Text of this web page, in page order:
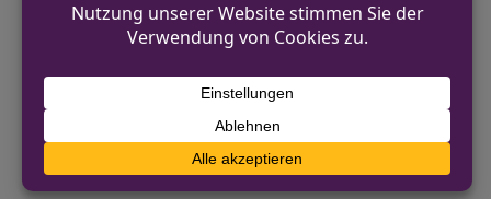
Vorzeitiges Feuerwerk sorgt für
Polizeieinsatz in Euskirchen
NÄCHSTER BEITRAG
Essen: Fahrer und Zeugen nach E-Scooter-
Unfall gesucht